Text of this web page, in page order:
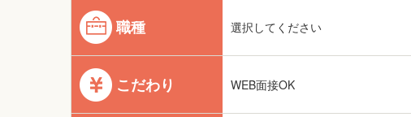
職種 選択してください
こだわり WEB面接OK